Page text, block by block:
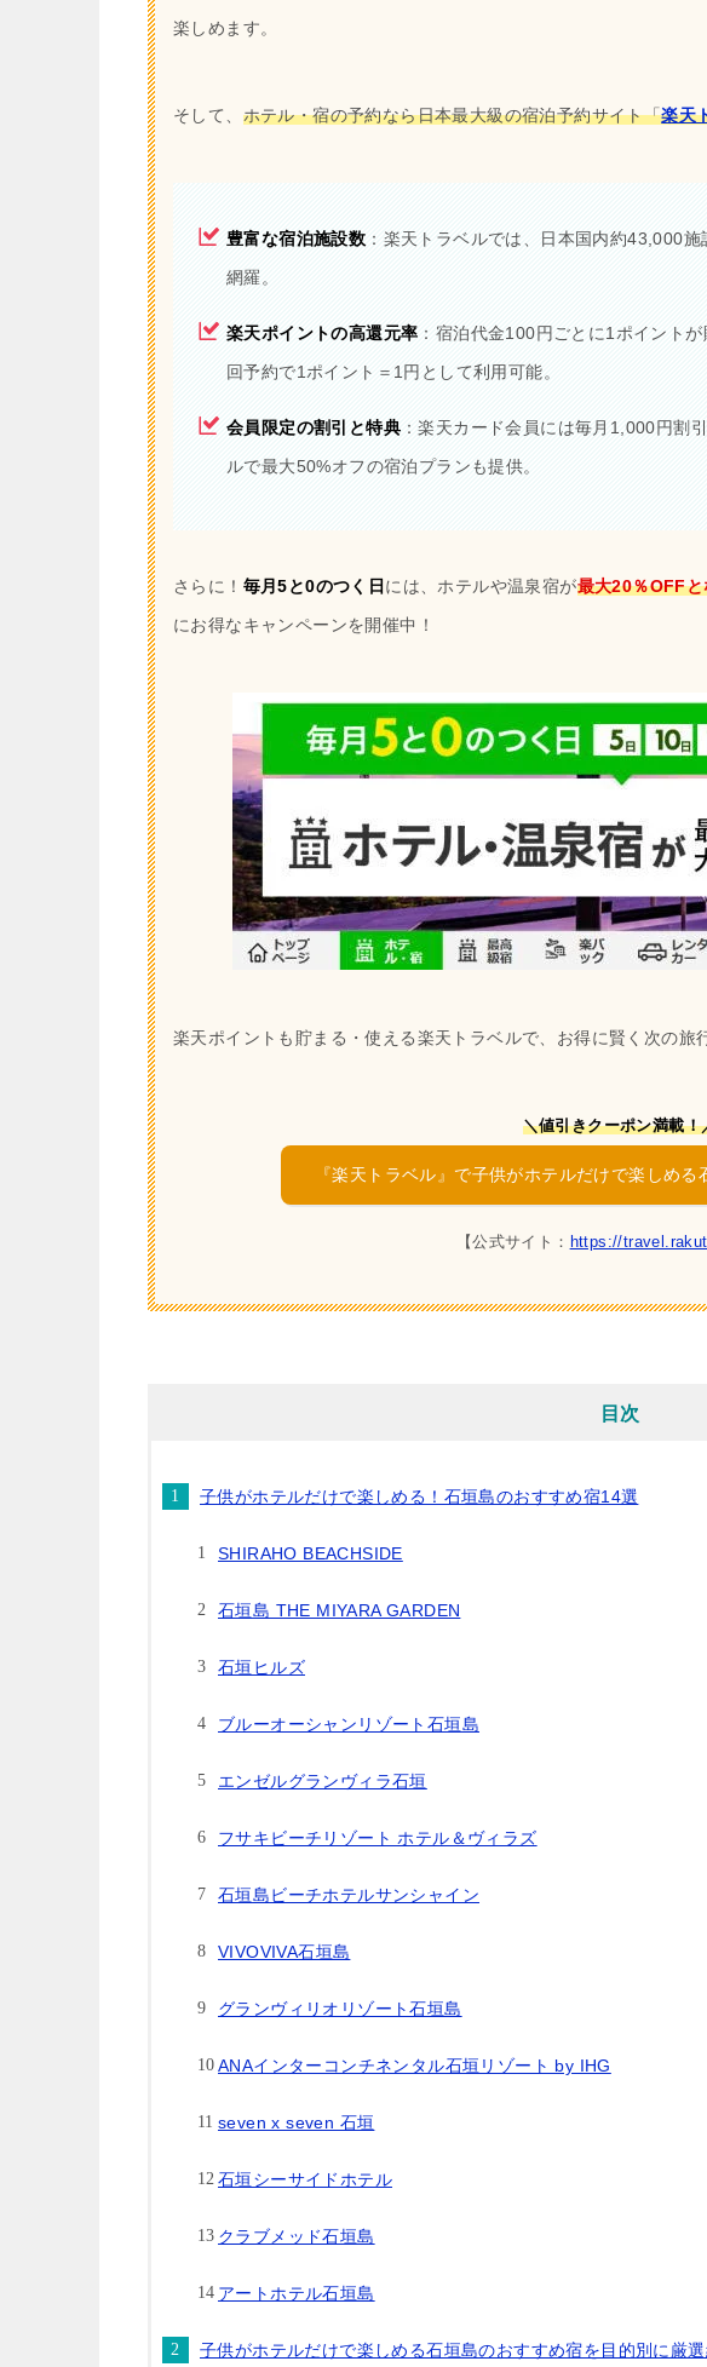
楽しめます。
そして、 ホテル・宿の予約なら日本最大級の宿泊予約サイト「楽天
豊富な宿泊施設数 ：楽天トラベルでは、日本国内約43,000
網羅。
楽天ポイントの高還元率 ：宿泊代金100円ごとに1ポイント
回予約で1ポイント＝1円として利用可能。
会員限定の割引と特典 ：楽天カード会員には毎月1,000円割
ルで最大50%オフの宿泊プランも提供。
さらに！ 毎月5と0のつく日 には、ホテルや温泉宿が最大20％OFF
にお得なキャンペーンを開催中！
楽天ポイントも貯まる・使える楽天トラベルで、お得に賢く次の旅
＼値引きクーポン満載！
『楽天トラベル』で子供がホテルだけで楽しめ
【公式サイト： https://
目次
子供がホテルだけで楽しめる！石垣島のおすすめ宿14選
SHIRAHO BEACHSIDE
石垣島 THE MIYARA GARDEN
石垣ヒルズ
ブルーオーシャンリゾート石垣島
エンゼルグランヴィラ石垣
フサキビーチリゾート ホテル＆ヴィラズ
石垣島ビーチホテルサンシャイン
VIVOVIVA石垣島
グランヴィリオリゾート石垣島
ANAインターコンチネンタル石垣リゾート by IHG
seven x seven 石垣
石垣シーサイドホテル
クラブメッド石垣島
アートホテル石垣島
子供がホテルだけで楽しめる石垣島のおすすめ宿を目的別に厳